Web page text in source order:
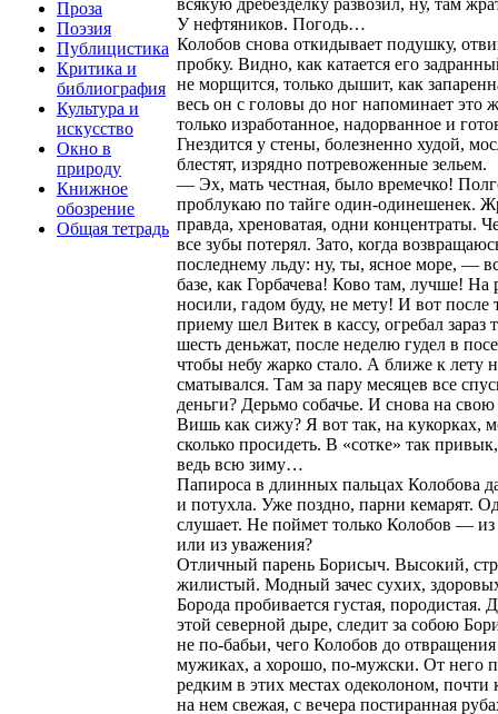
Проза
Поэзия
Публицистика
Критика и
библиография
Культура и
искусство
Окно в
природу
Книжное
обозрение
Общая тетрадь
всякую дребезделку развозил, ну, там
У нефтяников. Погодь…
Колобов снова откидывает подушку,
пробку. Видно, как катается его
не морщится, только дышит, как
весь он с головы до ног напоминает это
только изработанное, надорванное и
Гнездится у стены, болезненно худой,
блестят, изрядно потревоженные зельем.
— Эх, мать честная, было времечко!
проблукаю по тайге один-одинешенек.
правда, хреноватая, одни концентраты.
все зубы потерял. Зато, когда
последнему льду: ну, ты, ясное море, —
базе, как Горбачева! Ково там, лучше! На
носили, гадом буду, не мету! И вот после
приему шел Витек в кассу, огребал зараз
шесть деньжат, после неделю гудел в
чтобы небу жарко стало. А ближе к лету
сматывался. Там за пару месяцев все
деньги? Дерьмо собачье. И снова на свою
Вишь как сижу? Я вот так, на кукорках,
сколько просидеть. В «сотке» так
ведь всю зиму…
Папироса в длинных пальцах Колобова
и потухла. Уже поздно, парни кемарят.
слушает. Не поймет только Колобов — из
или из уважения?
Отличный парень Борисыч. Высокий,
жилистый. Модный зачес сухих,
Борода пробивается густая, породистая.
этой северной дыре, следит за собою
не по-бабьи, чего Колобов до
мужиках, а хорошо, по-мужски. От него
редким в этих местах одеколоном,
на нем свежая, с вечера постиранная